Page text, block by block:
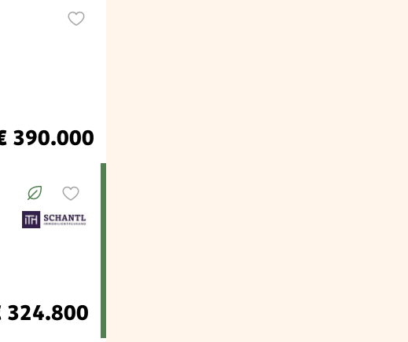
390.000
324.800